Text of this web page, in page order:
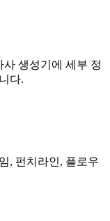
생성기에 세부 정
다.
, 펀치라인, 플로우